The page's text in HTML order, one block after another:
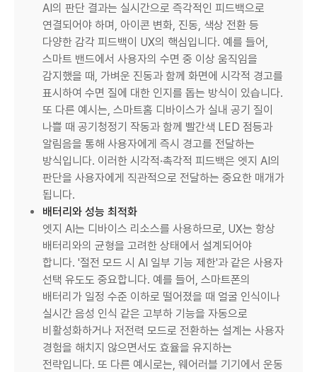
AI의 판단 결과는 실시간으로 즉각적인 피드백으로
연결되어야 하며, 아이콘 변화, 진동, 색상 전환 등
다양한 감각 피드백이 UX의 핵심입니다. 예를 들어,
스마트 밴드에서 사용자의 수면 중 이상 움직임을
감지했을 때, 가벼운 진동과 함께 화면에 시각적 경고를
표시하여 수면 질에 대한 인지를 돕는 방식이 있습니다.
또 다른 예시는, 스마트홈 디바이스가 실내 공기 질이
나쁠 때 공기청정기 작동과 함께 빨간색 LED 점등과
알림음을 통해 사용자에게 즉시 경고를 전달하는
방식입니다. 이러한 시각적·촉각적 피드백은 엣지 AI의
판단을 사용자에게 직관적으로 전달하는 중요한 매개가
됩니다.
배터리와 성능 최적화
엣지 AI는 디바이스 리소스를 사용하므로, UX는 항상
배터리와의 균형을 고려한 상태에서 설계되어야
합니다. '절전 모드 시 AI 일부 기능 제한'과 같은 사용자
선택 유도도 중요합니다. 예를 들어, 스마트폰의
배터리가 일정 수준 이하로 떨어졌을 때 얼굴 인식이나
실시간 음성 인식 같은 고부하 기능을 자동으로
비활성화하거나 저전력 모드로 전환하는 설계는 사용자
경험을 해치지 않으면서도 효율을 유지하는
전략입니다. 또 다른 예시로는, 웨어러블 기기에서 운동